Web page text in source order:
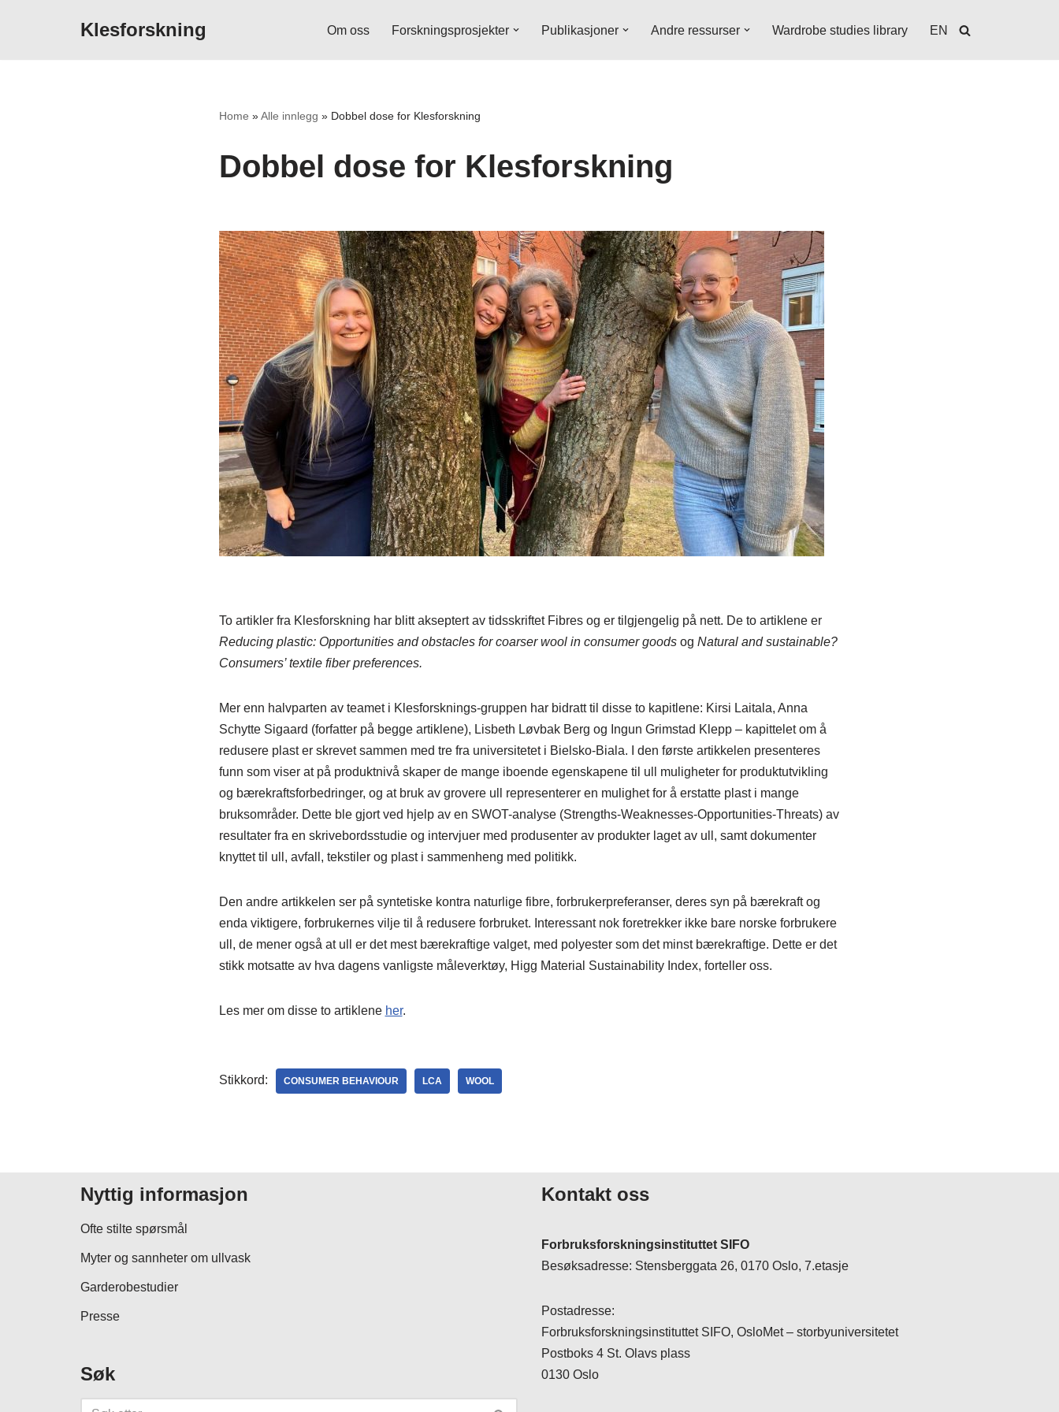
Klesforskning Om oss Forskningsprosjekter Publikasjoner Andre ressurser Wardrobe studies library EN
Home »Alle innlegg » Dobbel dose for Klesforskning
Dobbel dose for Klesforskning
To artikler fra Klesforskning har blitt akseptert av tidsskriftet Fibres og er tilgjengelig på nett. De to artiklene er
Reducing plastic: Opportunities and obstacles for coarser wool in consumer goods og Natural and sustainable?
Consumers’ textile fiber preferences.
Mer enn halvparten av teamet i Klesforsknings-gruppen har bidratt til disse to kapitlene: Kirsi Laitala, Anna
Schytte Sigaard (forfatter på begge artiklene), Lisbeth Løvbak Berg og Ingun Grimstad Klepp – kapittelet om å
redusere plast er skrevet sammen med tre fra universitetet i Bielsko-Biala. I den første artikkelen presenteres
funn som viser at på produktnivå skaper de mange iboende egenskapene til ull muligheter for produktutvikling
og bærekraftsforbedringer, og at bruk av grovere ull representerer en mulighet for å erstatte plast i mange
bruksområder. Dette ble gjort ved hjelp av en SWOT-analyse (Strengths-Weaknesses-Opportunities-Threats) av
resultater fra en skrivebordsstudie og intervjuer med produsenter av produkter laget av ull, samt dokumenter
knyttet til ull, avfall, tekstiler og plast i sammenheng med politikk.
Den andre artikkelen ser på syntetiske kontra naturlige fibre, forbrukerpreferanser, deres syn på bærekraft og
enda viktigere, forbrukernes vilje til å redusere forbruket. Interessant nok foretrekker ikke bare norske forbrukere
ull, de mener også at ull er det mest bærekraftige valget, med polyester som det minst bærekraftige. Dette er det
stikk motsatte av hva dagens vanligste måleverktøy, Higg Material Sustainability Index, forteller oss.
Les mer om disse to artiklene her.
Stikkord: CONSUMER BEHAVIOUR LCA WOOL
Nyttig informasjon
Ofte stilte spørsmål
Myter og sannheter om ullvask
Garderobestudier
Presse
Søk
Kontakt oss
Forbruksforskningsinstituttet SIFO
Besøksadresse: Stensberggata 26, 0170 Oslo, 7.etasje
Postadresse:
Forbruksforskningsinstituttet SIFO, OsloMet – storbyuniversitetet
Postboks 4 St. Olavs plass
0130 Oslo